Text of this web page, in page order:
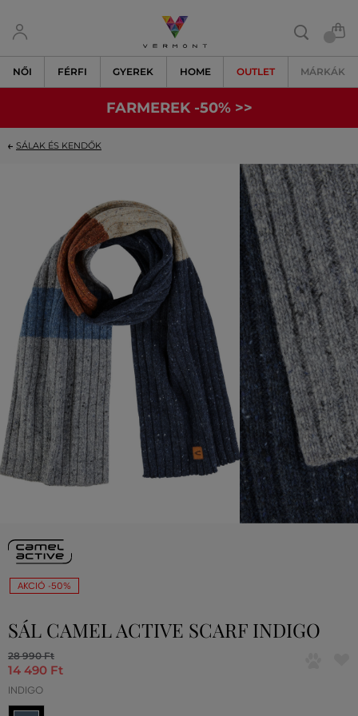
NŐI FÉRFI GYEREK HOME OUTLET MÁRKÁK
FARMEREK -50% >>
SÁLAK ÉS KENDŐK
AKCIÓ -50%
SÁL CAMEL ACTIVE SCARF INDIGO
28 990 Ft
14 490 Ft
INDIGO